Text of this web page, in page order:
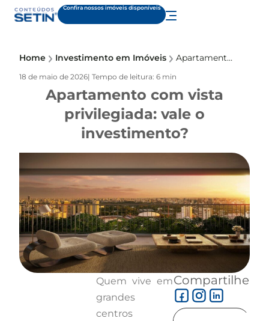
Confira nossos imóveis disponíveis
Home Investimento em Imóveis Apartamento com vista privilegiada: vale o investimento?
18 de maio de 2026| Tempo de leitura: 6 min
Apartamento com vista
privilegiada: vale o
investimento?
Quem vive em
grandes
centros
Compartilhe